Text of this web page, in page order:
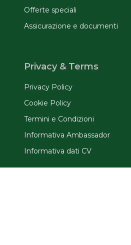
Offerte speciali
Assicurazione e documenti
Privacy & Terms
Privacy Policy
Cookie Policy
Termini e Condizioni
Informativa Ambassador
Informativa dati CV